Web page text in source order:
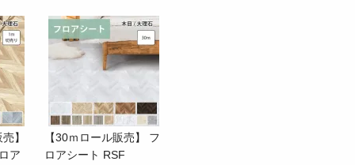
】
ア
【30ｍロール販売】 フ
ロアシート RSF